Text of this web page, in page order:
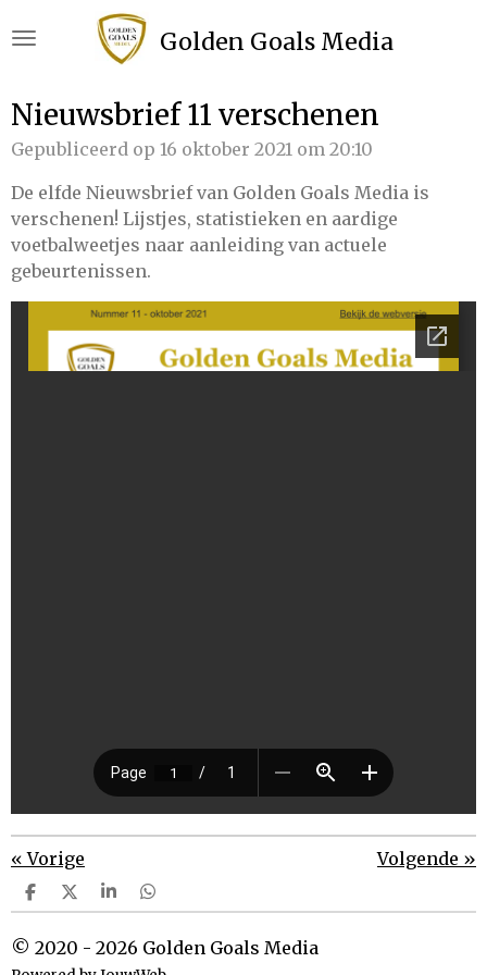
direct
de
hoofdinhoud
Golden Goals Media
Nieuwsbrief 11 verschenen
Gepubliceerd op 16 oktober 2021 om 20:10
De elfde Nieuwsbrief van Golden Goals Media is
verschenen! Lijstjes, statistieken en aardige
voetbalweetjes naar aanleiding van actuele
gebeurtenissen.
«Vorige Volgende »
D
e
e
n
D
e
l
S
h
r
e
D
e
e
n
© 2020 - 2026 Golden Goals Media